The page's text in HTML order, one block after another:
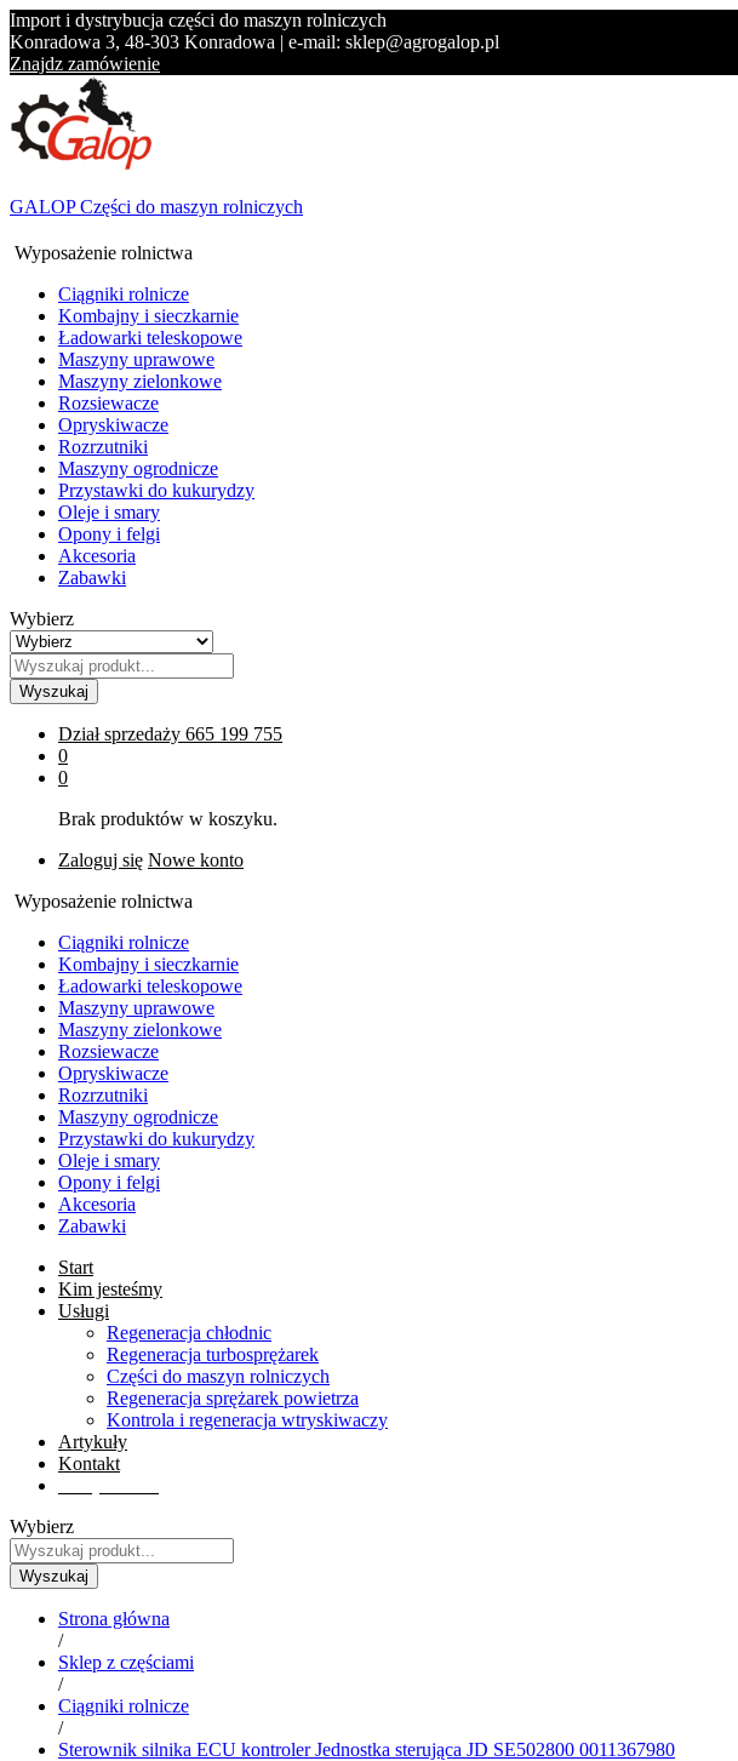
Import i dystrybucja części do maszyn rolniczych
Konradowa 3, 48-303 Konradowa | e-mail: sklep@agrogalop.pl
Znajdz zamówienie
GALOP Części do maszyn rolniczych
Wyposażenie rolnictwa
Ciągniki rolnicze
Kombajny i sieczkarnie
Ładowarki teleskopowe
Maszyny uprawowe
Maszyny zielonkowe
Rozsiewacze
Opryskiwacze
Rozrzutniki
Maszyny ogrodnicze
Przystawki do kukurydzy
Oleje i smary
Opony i felgi
Akcesoria
Zabawki
Wybierz
Wyszukaj
Dział sprzedaży 665 199 755
0
0
Brak produktów w koszyku.
Zaloguj się Nowe konto
Wyposażenie rolnictwa
Ciągniki rolnicze
Kombajny i sieczkarnie
Ładowarki teleskopowe
Maszyny uprawowe
Maszyny zielonkowe
Rozsiewacze
Opryskiwacze
Rozrzutniki
Maszyny ogrodnicze
Przystawki do kukurydzy
Oleje i smary
Opony i felgi
Akcesoria
Zabawki
Start
Kim jesteśmy
Usługi
Regeneracja chłodnic
Regeneracja turbosprężarek
Części do maszyn rolniczych
Regeneracja sprężarek powietrza
Kontrola i regeneracja wtryskiwaczy
Artykuły
Kontakt
Wybierz
Wyszukaj
Strona główna
/
Sklep z częściami
/
Ciągniki rolnicze
/
Sterownik silnika ECU kontroler Jednostka sterująca JD SE502800 0011367980